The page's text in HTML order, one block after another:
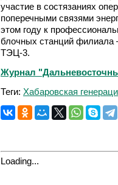
участие в состязаниях
поперечными связями
этом году к
блочных станций филиала
ТЭЦ-3.
Журнал
Теги: Хабаровская
Loading...